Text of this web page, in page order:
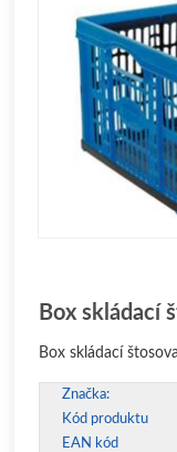
Box skládací
Box skládací
Značka:
Kód produktu
EAN kód